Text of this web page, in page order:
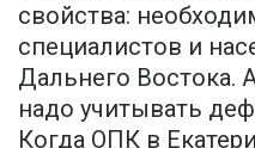
свойства:
специалистов и
Дальнего Востока.
надо учитывать
Когда ОПК в